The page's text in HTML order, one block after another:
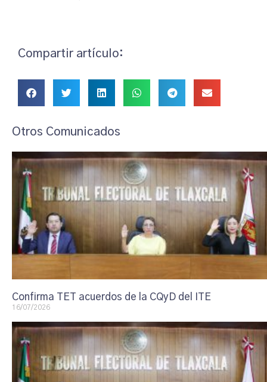
Compartir artículo:
Otros Comunicados
Confirma TET acuerdos de la CQyD del ITE
16/07/2026